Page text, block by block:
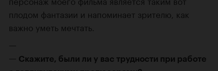
плодом фантазии и напоминает зрителю, как
важно уметь мечтать.
Скажите, были ли у вас трудности при работе